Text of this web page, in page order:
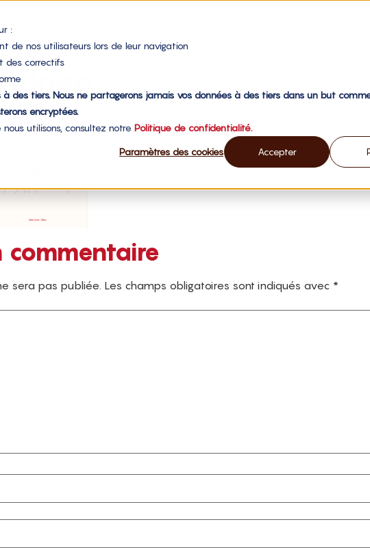
:
de nos utilisateurs lors de leur navigation
des correctifs
des tiers. Nous ne partagerons jamais vos données à des tiers dans un but
encryptées.
utilisons, consultez notre Politique de confidentialité.
Paramètres des cookies Accepter
logo
commentaire
sera pas publiée. Les champs obligatoires sont indiqués avec *